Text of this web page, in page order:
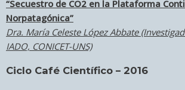
“Secuestro de CO2 en la Plataforma
Norpatagónica”
Dra. María Celeste López Abbate
IADO, CONICET-UNS)
Ciclo Café Científico – 2016